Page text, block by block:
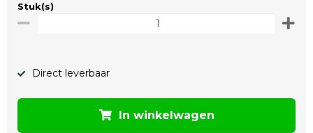
Stuk(s)
Direct leverbaar
In winkelwagen